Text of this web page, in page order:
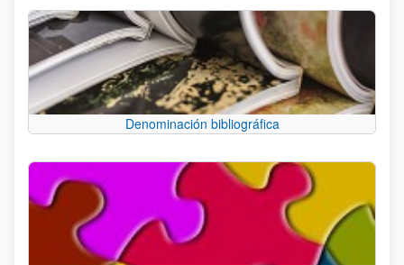
Denominación bibliográfica